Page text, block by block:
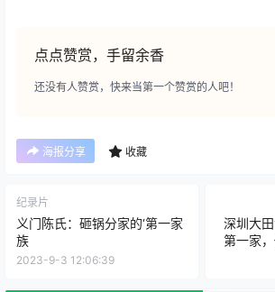
点点赞赏，手留余香
还没有人赞赏，快来当第一个赞赏的人吧！
海报分享 收藏
纪录片
义门陈氏：砸锅分家的‘第一家
族
2023-9-3 12:06:39
深圳大
第一家